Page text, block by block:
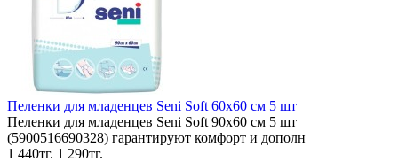
Пеленки для младенцев Seni Soft 60x60 см 5 шт
Пеленки для младенцев Seni Soft 90x60 см 5 шт
(5900516690328) гарантируют комфорт и дополн
1 440тг. 1 290тг.